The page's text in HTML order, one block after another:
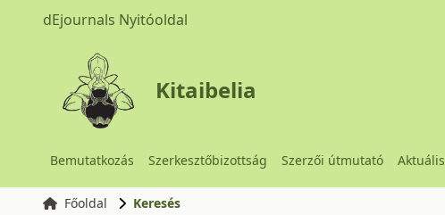
dEjournals Nyitóoldal
Kitaibelia
Bemutatkozás Szerkesztőbizottság Szerzői útmutató Aktuális
Főoldal Keresés